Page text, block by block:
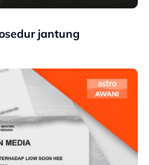
jantung